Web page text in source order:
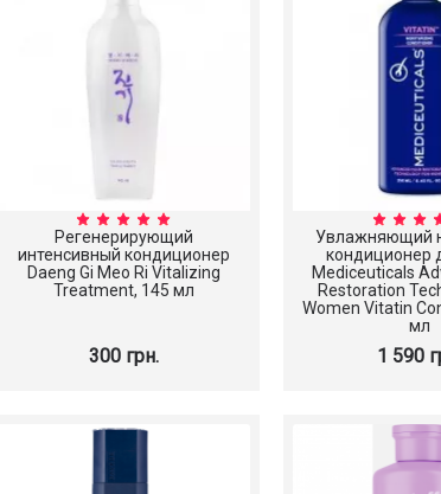
Эссенция Cosrx Advanced
Регенерирующий
интенсивный кондиционер
Daeng Gi Meo Ri Vitalizing
Treatment, 145 мл
300 грн.
Увлажняющий
кондиционер
Mediceuticals
Restoration
Women Vitatin
мл
1 590